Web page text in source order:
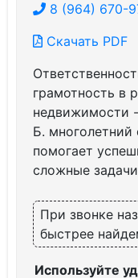
8 (964) 670-
Скачать PDF
грамотность в
недвижимости
Б.
помогает
сложные
При звонке
быстрее
Используйте